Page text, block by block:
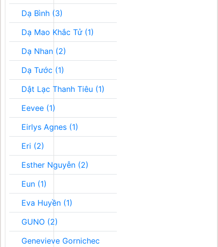
Dạ Bình (3)
Dạ Mao Khắc Tử (1)
Dạ Nhan (2)
Dạ Tước (1)
Dật Lạc Thanh Tiêu (1)
Eevee (1)
Eirlys Agnes (1)
Eri (2)
Esther Nguyễn (2)
Eun (1)
Eva Huyền (1)
GUNO (2)
Genevieve Gornichec